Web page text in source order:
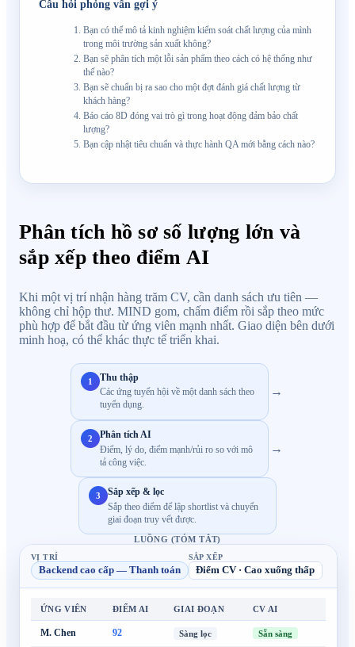
Câu hỏi phỏng vấn gợi ý
Bạn có thể mô tả kinh nghiệm kiểm soát chất lượng của mình
trong môi trường sản xuất không?
Bạn sẽ phân tích một lỗi sản phẩm theo cách có hệ thống như
thế nào?
Bạn sẽ chuẩn bị ra sao cho một đợt đánh giá chất lượng từ
khách hàng?
Báo cáo 8D đóng vai trò gì trong hoạt động đảm bảo chất
lượng?
Bạn cập nhật tiêu chuẩn và thực hành QA mới bằng cách nào?
Phân tích hồ sơ số lượng lớn và
sắp xếp theo điểm AI
Khi một vị trí nhận hàng trăm CV, cần danh sách ưu tiên —
không chỉ hộp thư. MIND gom, chấm điểm rồi sắp theo mức
phù hợp để bắt đầu từ ứng viên mạnh nhất. Giao diện bên dưới
minh hoạ, có thể khác thực tế triển khai.
1 Thu thập
Các ứng tuyển hội về một danh sách theo
tuyển dụng.
→
2 Phân tích AI
Điểm, lý do, điểm mạnh/rủi ro so với mô
tả công việc.
→
3 Sắp xếp & lọc
Sắp theo điểm để lập shortlist và chuyển
giai đoạn truy vết được.
LUỒNG (TÓM TẮT)
VỊ TRÍ
Backend cao cấp — Thanh toán
SẮP XẾP
Điểm CV · Cao xuống thấp
ỨNG VIÊN ĐIỂM AI GIAI ĐOẠN CV AI
M. Chen 92 Sàng lọc Sẵn sàng